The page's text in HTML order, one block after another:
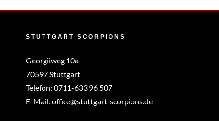
STUTTGART SCORPIONS
Georgiiweg 10a
70597 Stuttgart
Telefon: 0711-633 96 507
E-Mail: office@stuttgart-scorpions.de